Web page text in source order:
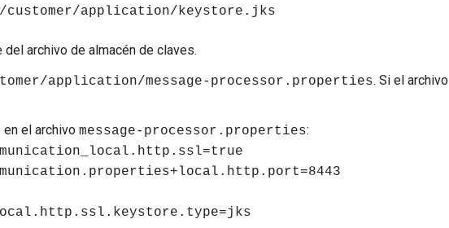
customer/application/keystore.jks
del archivo de almacén de claves.
application/message-processor.properties. Si el archivo
el archivo message-processor.properties: